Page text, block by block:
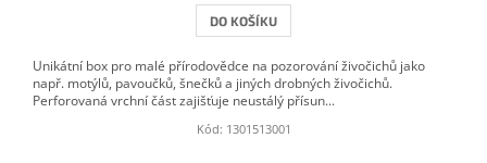
DO KOŠÍKU
Unikátní box pro malé přírodovědce na pozorování živočichů jako
např. motýlů, pavoučků, šnečků a jiných drobných živočichů.
Perforovaná vrchní část zajišťuje neustálý přísun...
Kód: 1301513001